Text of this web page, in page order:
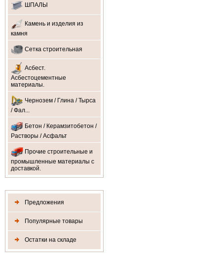
ШПАЛЫ
Камень и изделия из
камня
Сетка строительная
Асбест.
Асбестоцементные
материалы.
Чернозем / Глина / Тырса
/ Фал...
Бетон / Керамзитобетон /
Растворы / Асфальт
Прочие строительные и
промышленные материалы с
доставкой.
Предложения
Популярные товары
Остатки на складе